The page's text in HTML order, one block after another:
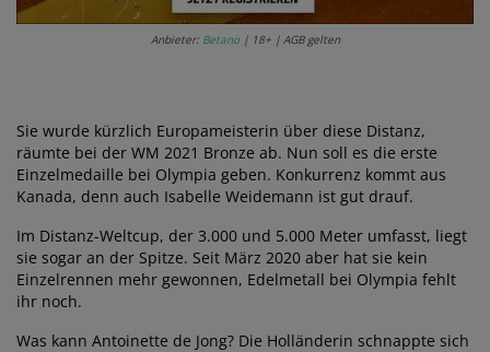
Anbieter: Betano| 18+ | AGB gelten
Sie wurde kürzlich Europameisterin über diese Distanz,
räumte bei der WM 2021 Bronze ab. Nun soll es die erste
Einzelmedaille bei Olympia geben. Konkurrenz kommt aus
Kanada, denn auch Isabelle Weidemann ist gut drauf.
Im Distanz-Weltcup, der 3.000 und 5.000 Meter umfasst, liegt
sie sogar an der Spitze. Seit März 2020 aber hat sie kein
Einzelrennen mehr gewonnen, Edelmetall bei Olympia fehlt
ihr noch.
Was kann Antoinette de Jong? Die Holländerin schnappte sich